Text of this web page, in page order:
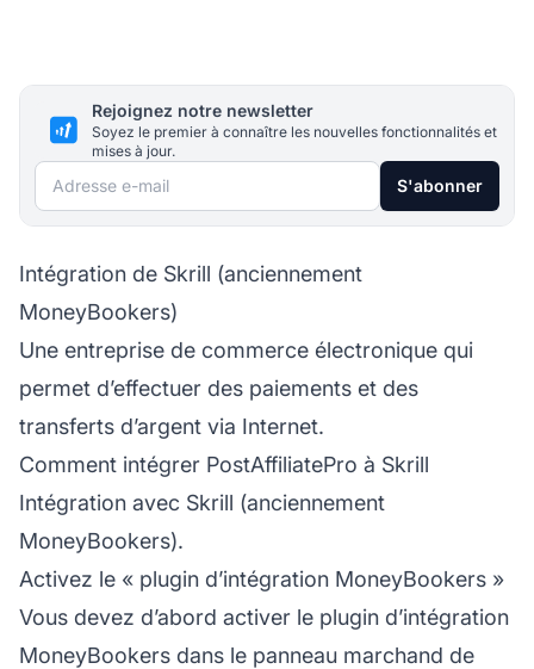
Rejoignez notre newsletter
Soyez le premier à connaître les nouvelles fonctionnalités et
mises à jour.
Adresse e-mail S'abonner
Intégration de Skrill (anciennement
MoneyBookers)
Une entreprise de commerce électronique qui
permet d’effectuer des paiements et des
transferts d’argent via Internet.
Comment intégrer PostAffiliatePro à Skrill
Intégration avec Skrill (anciennement
MoneyBookers).
Activez le « plugin d’intégration MoneyBookers »
Vous devez d’abord activer le plugin d’intégration
MoneyBookers dans le panneau marchand de